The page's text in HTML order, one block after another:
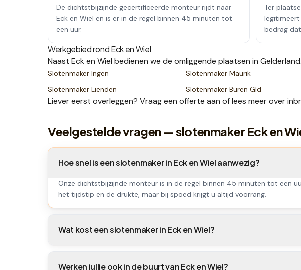
De dichtstbijzijnde gecertificeerde monteur rijdt naar
Eck en Wiel en is er in de regel binnen 45 minuten tot
een uur.
Ter
legitimeert
bedrag
Werkgebied rondEck en Wiel
Naast Eck en Wiel bedienen we de omliggende plaatsen in Gelderland.
Slotenmaker Ingen Slotenmaker Maurik
Slotenmaker Lienden Slotenmaker Buren Gld
Liever eerst overleggen? Vraag een offerte aan of lees meer over
Veelgestelde vragen — slotenmaker Eck en
Hoe snel is een slotenmaker in Eck en Wiel aanwezig?
Onze dichtstbijzijnde monteur is in de regel binnen 45 minuten tot een
het tijdstip en de drukte, maar bij spoed krijgt u altijd voorrang.
Wat kost een slotenmaker in Eck en Wiel?
Werken jullie ook in de buurt van Eck en Wiel?